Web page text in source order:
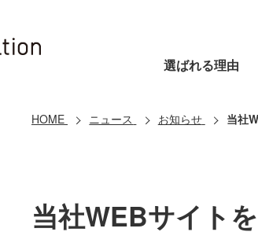
選ばれる理由
HOME ニュース お知らせ 当社
当社WEBサイト